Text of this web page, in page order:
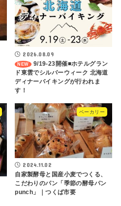
2026.08.09
9/19-23開催■ホテルグラン
ド東雲でシルバーウィーク 北海道
ディナーバイキングが行われま
す！
ベーカリー
2024.11.02
自家製酵母と国産小麦でつくる、
こだわりのパン「季節の酵母パン
punch」｜つくば市要